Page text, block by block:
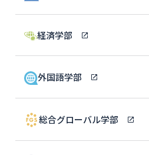
経済学部
外国語学部
総合グローバル学部